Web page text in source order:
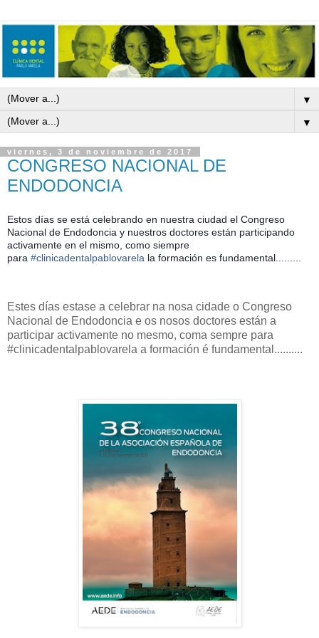
▼
▼
viernes, 3 de noviembre de 2017
CONGRESO NACIONAL DE
ENDODONCIA
Estos días se está celebrando en nuestra ciudad el Congreso
Nacional de Endodoncia y nuestros doctores están participando
activamente en el mismo, como siempre
para #clinicadentalpablovarela la formación es fundamental.........
Estes días estase a celebrar na nosa cidade o Congreso
Nacional de Endodoncia e os nosos doctores están a
participar activamente no mesmo, coma sempre para
#clinicadentalpablovarela a formación é fundamental..........